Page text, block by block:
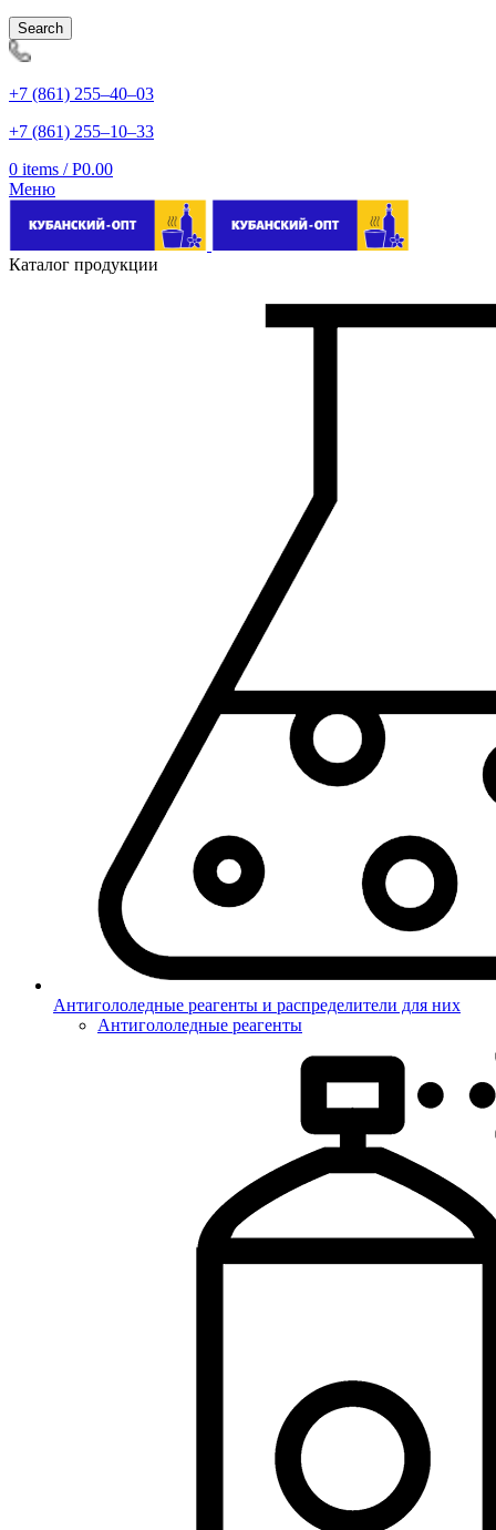
Search
+7 (861) 255‒40‒03
+7 (861) 255‒10‒33
0 items / Р0.00
Меню
Каталог продукции
Антигололедные реагенты и распределители для них
Антигололедные реагенты